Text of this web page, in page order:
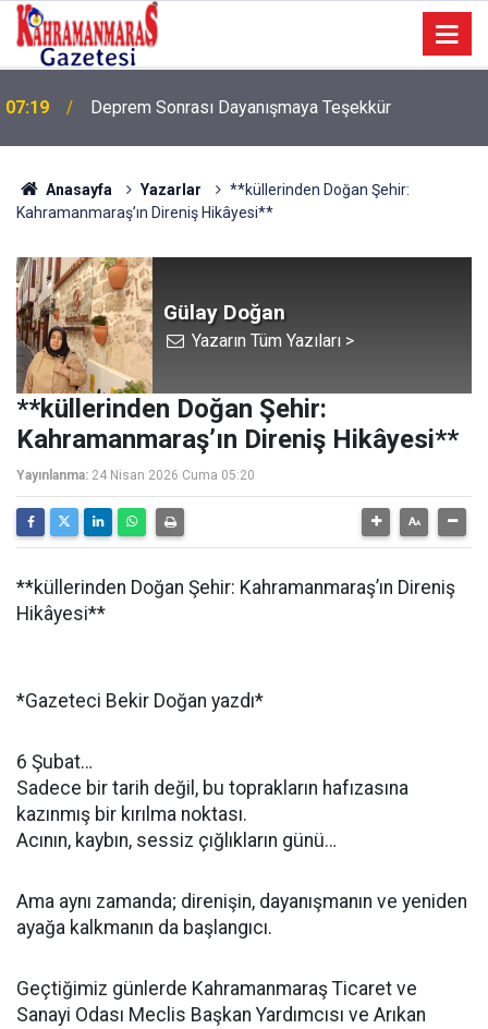
07:19 Deprem Sonrası Dayanışmaya Teşekkür
Anasayfa Yazarlar
**küllerinden Doğan Şehir:
Kahramanmaraş’ın Direniş Hikâyesi**
Gülay Doğan
Yazarın Tüm Yazıları >
**küllerinden Doğan Şehir:
Kahramanmaraş’ın Direniş Hikâyesi**
Yayınlanma: 24 Nisan 2026 Cuma 05:20
**küllerinden Doğan Şehir: Kahramanmaraş’ın Direniş
Hikâyesi**
*Gazeteci Bekir Doğan yazdı*
6 Şubat…
Sadece bir tarih değil, bu toprakların hafızasına
kazınmış bir kırılma noktası.
Acının, kaybın, sessiz çığlıkların günü…
Ama aynı zamanda; direnişin, dayanışmanın ve yeniden
ayağa kalkmanın da başlangıcı.
Geçtiğimiz günlerde Kahramanmaraş Ticaret ve
Sanayi Odası Meclis Başkan Yardımcısı ve Arıkan